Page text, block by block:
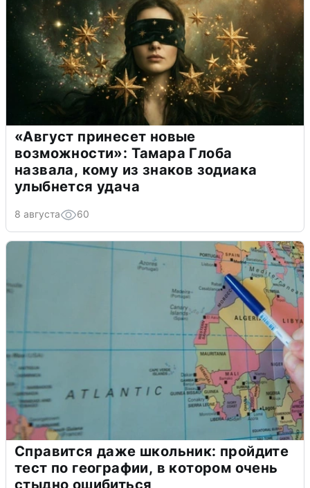
«Август принесет новые
возможности»: Тамара Глоба
назвала, кому из знаков зодиака
улыбнется удача
8 августа 60
Справится даже школьник: пройдите
тест по географии, в котором очень
стыдно ошибиться